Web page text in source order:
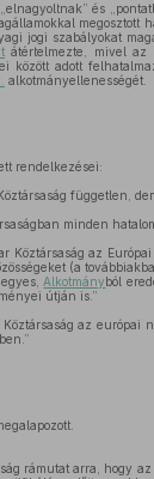
és
megosztott
jogi szabályokat
átértelmezte, mivel az
között adott
alkotmányellenességét.
rendelkezései:
független,
minden
Köztársaság az
(a
Alkotmányból
útján is.”
az európai
rámutat arra, hogy